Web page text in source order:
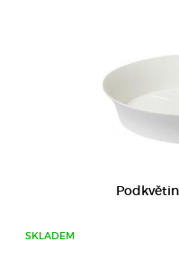
SKLADEM